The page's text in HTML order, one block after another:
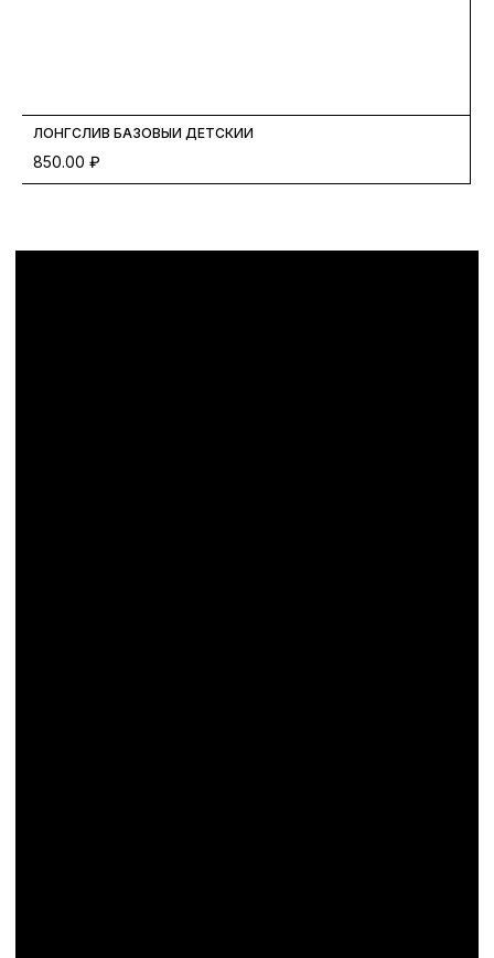
ЛОНГСЛИВ БАЗОВЫЙ ДЕТСКИЙ
850.00 ₽